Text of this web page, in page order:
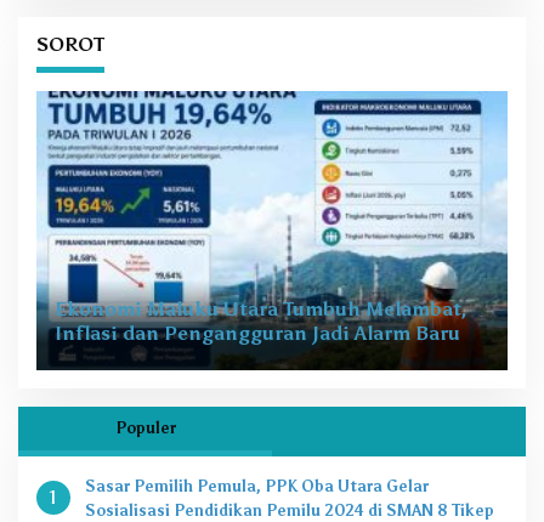
SOROT
Ekonomi Maluku Utara Tumbuh Melambat,
Inflasi dan Pengangguran Jadi Alarm Baru
Populer
1
Sasar Pemilih Pemula, PPK Oba Utara Gelar
Sosialisasi Pendidikan Pemilu 2024 di SMAN 8 Tikep